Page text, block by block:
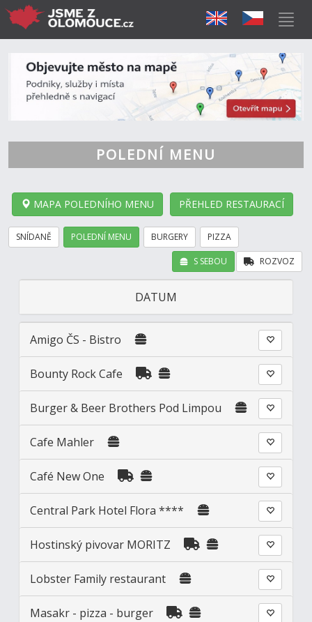
POLEDNÍ MENU
MAPA POLEDNÍHO MENU PŘEHLED RESTAURACÍ
SNÍDANĚ POLEDNÍ MENU BURGERY PIZZA
ROZVOZ
S SEBOU
DATUM
Amigo ČS - Bistro
Bounty Rock Cafe
Burger & Beer Brothers Pod Limpou
Cafe Mahler
Café New One
Central Park Hotel Flora ****
Hostinský pivovar MORITZ
Lobster Family restaurant
Masakr - pizza - burger